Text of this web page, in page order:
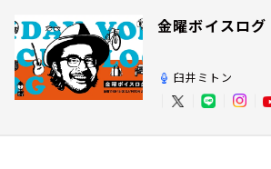
金曜ボイスログ
臼井ミトン